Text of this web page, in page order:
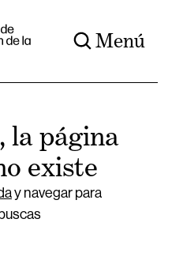
Menú
la página
existe
y navegar para